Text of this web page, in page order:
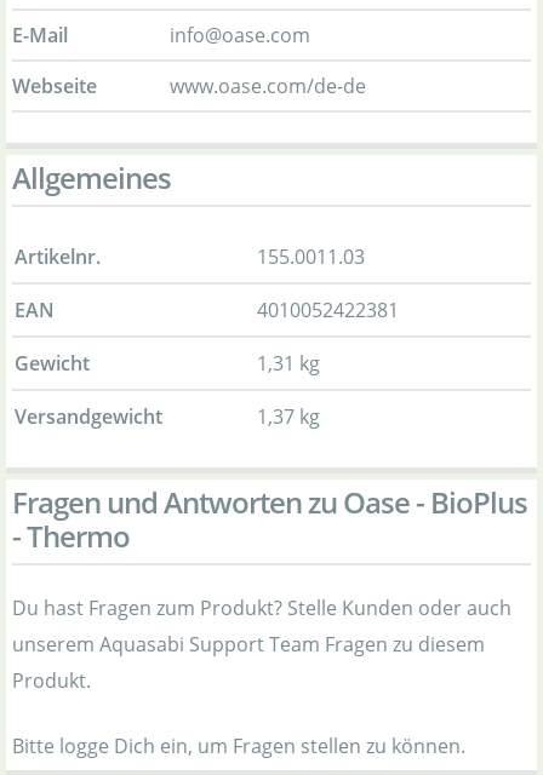
E-Mail
info@oase.com
Webseite
www.oase.com/de-de
Allgemeines
Artikelnr.
155.0011.03
EAN
4010052422381
Gewicht
1,31 kg
Versandgewicht
1,37 kg
Fragen und Antworten zu Oase - BioPlus
- Thermo
Du hast Fragen zum Produkt? Stelle Kunden oder auch
unserem Aquasabi Support Team Fragen zu diesem
Produkt.
Bitte logge Dich ein, um Fragen stellen zu können.